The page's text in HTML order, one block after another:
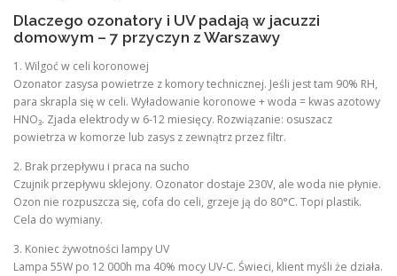
Dlaczego ozonatory i UV padają w jacuzzi
domowym – 7 przyczyn z Warszawy
1. Wilgoć w celi koronowej
Ozonator zasysa powietrze z komory technicznej. Jeśli jest tam 90% RH,
para skrapla się w celi. Wyładowanie koronowe + woda = kwas azotowy
HNO₃. Zjada elektrody w 6-12 miesięcy. Rozwiązanie: osuszacz
powietrza w komorze lub zasys z zewnątrz przez filtr.
2. Brak przepływu i praca na sucho
Czujnik przepływu sklejony. Ozonator dostaje 230V, ale woda nie płynie.
Ozon nie rozpuszcza się, cofa do celi, grzeje ją do 80°C. Topi plastik.
Cela do wymiany.
3. Koniec żywotności lampy UV
Lampa 55W po 12 000h ma 40% mocy UV-C. Świeci, klient myśli że działa.